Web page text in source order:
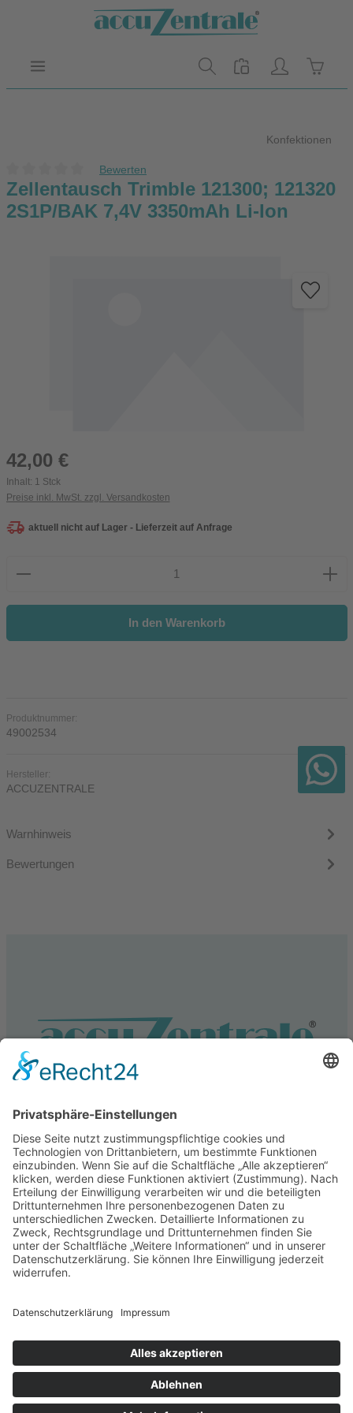
Zum Hauptinhalt springen
Konfektionen
Durchschnittliche Bewertung von 0 von 5 Sternen
Bewerten
Zellentausch Trimble 121300; 121320
2S1P/BAK 7,4V 3350mAh Li-Ion
Regulärer Preis:
42,00 €
Inhalt: 1 Stck
Preise inkl. MwSt. zzgl. Versandkosten
aktuell nicht auf Lager - Lieferzeit auf Anfrage
Produkt Anzahl: Gib den gewünschten Wert ein oder
In den Warenkorb
Produktnummer:
49002534
Hersteller:
ACCUZENTRALE
Warnhinweis
Bewertungen
Service
Information
Unsere weiteren Shops
Alle Preise inkl. gesetzl. Mehrwertsteuer zzgl.Versandkosten
und ggf. Nachnahmegebühren, wenn nicht anders
angegeben.